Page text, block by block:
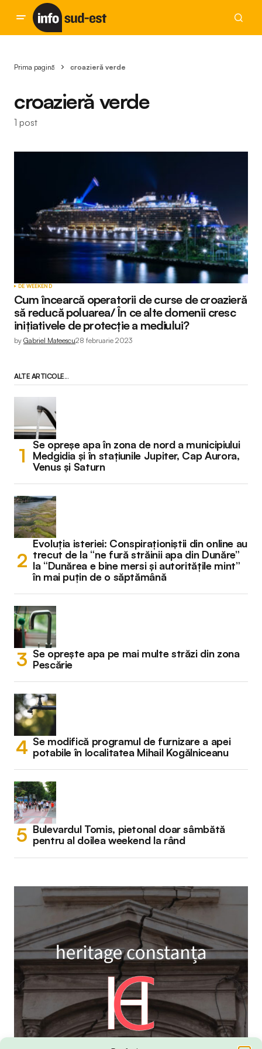
Prima pagină croazieră verde
croazieră verde
1 post
DE WEEKEND
Cum încearcă operatorii de curse de croazieră
să reducă poluarea/ În ce alte domenii cresc
inițiativele de protecție a mediului?
by Gabriel Mateescu28 februarie 2023
ALTE ARTICOLE...
Se opreșe apa în zona de nord a municipiului
Medgidia și în stațiunile Jupiter, Cap Aurora,
Venus și Saturn
Evoluția isteriei: Conspiraționiștii din online au
trecut de la “ne fură străinii apa din Dunăre”
la “Dunărea e bine mersi și autoritățile mint”
în mai puțin de o săptămână
Se oprește apa pe mai multe străzi din zona
Pescărie
Se modifică programul de furnizare a apei
potabile în localitatea Mihail Kogălniceanu
Bulevardul Tomis, pietonal doar sâmbătă
pentru al doilea weekend la rând